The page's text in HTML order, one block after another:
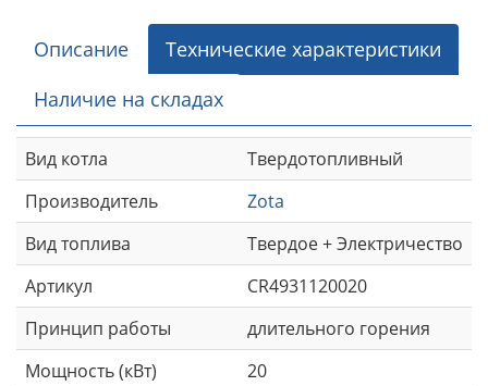
Описание
Технические характеристики
Наличие на складах
Вид котла
Твердотопливный
Производитель
Zota
Вид топлива
Твердое + Электричество
Артикул
CR4931120020
Принцип работы
длительного горения
Мощность (кВт)
20